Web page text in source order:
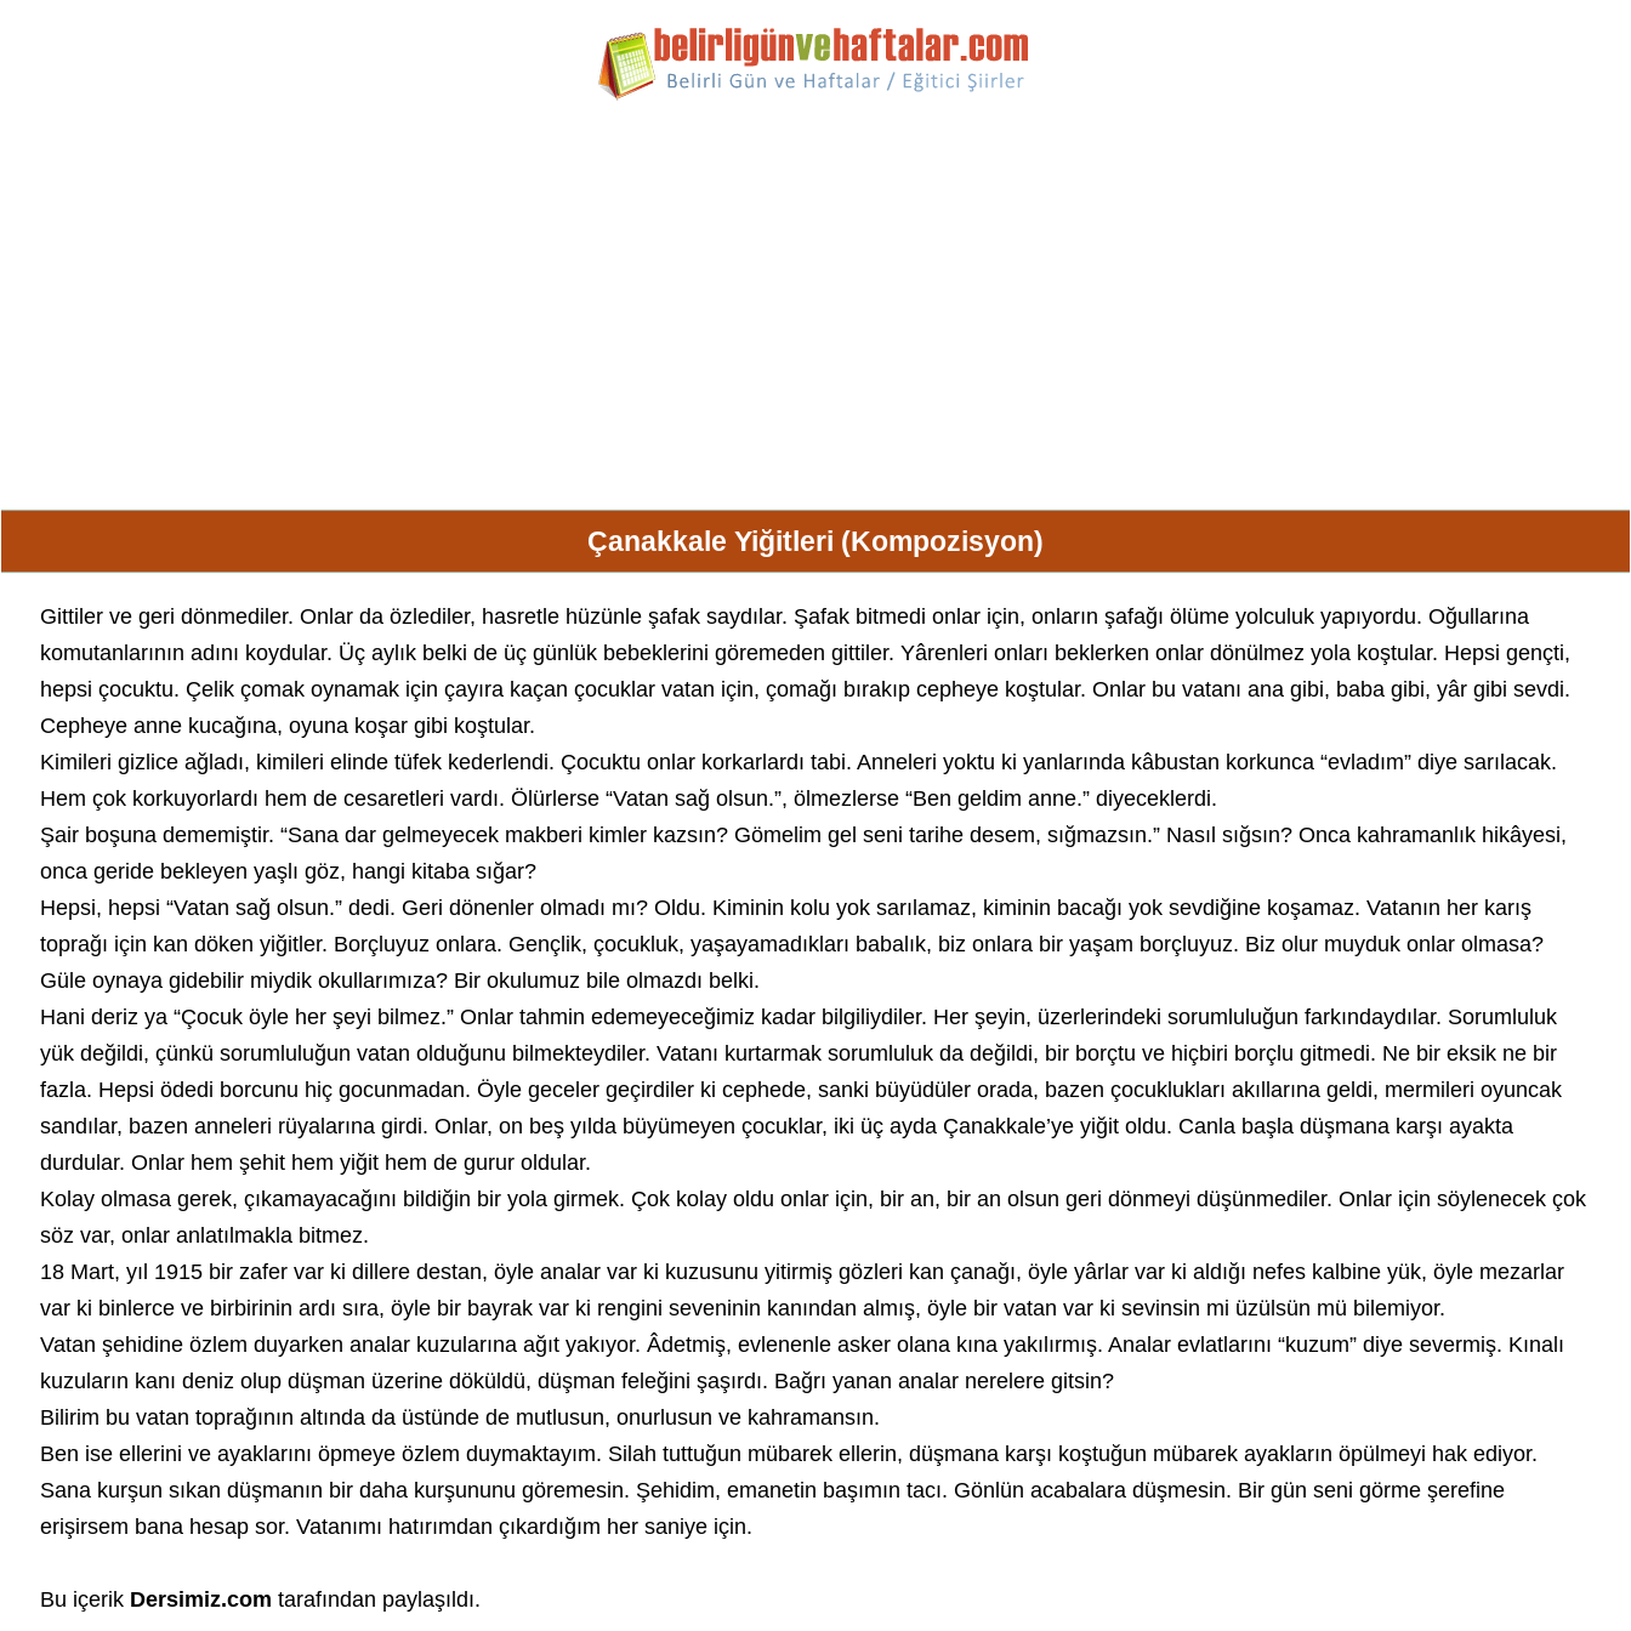
Çanakkale Yiğitleri (Kompozisyon)
Gittiler ve geri dönmediler. Onlar da özlediler, hasretle hüzünle şafak saydılar. Şafak bitmedi onlar için, onların şafağı ölüme yolculuk yapıyordu. Oğullarına
komutanlarının adını koydular. Üç aylık belki de üç günlük bebeklerini göremeden gittiler. Yârenleri onları beklerken onlar dönülmez yola koştular. Hepsi gençti,
hepsi çocuktu. Çelik çomak oynamak için çayıra kaçan çocuklar vatan için, çomağı bırakıp cepheye koştular. Onlar bu vatanı ana gibi, baba gibi, yâr gibi sevdi.
Cepheye anne kucağına, oyuna koşar gibi koştular.
Kimileri gizlice ağladı, kimileri elinde tüfek kederlendi. Çocuktu onlar korkarlardı tabi. Anneleri yoktu ki yanlarında kâbustan korkunca “evladım” diye sarılacak.
Hem çok korkuyorlardı hem de cesaretleri vardı. Ölürlerse “Vatan sağ olsun.”, ölmezlerse “Ben geldim anne.” diyeceklerdi.
Şair boşuna dememiştir. “Sana dar gelmeyecek makberi kimler kazsın? Gömelim gel seni tarihe desem, sığmazsın.” Nasıl sığsın? Onca kahramanlık hikâyesi,
onca geride bekleyen yaşlı göz, hangi kitaba sığar?
Hepsi, hepsi “Vatan sağ olsun.” dedi. Geri dönenler olmadı mı? Oldu. Kiminin kolu yok sarılamaz, kiminin bacağı yok sevdiğine koşamaz. Vatanın her karış
toprağı için kan döken yiğitler. Borçluyuz onlara. Gençlik, çocukluk, yaşayamadıkları babalık, biz onlara bir yaşam borçluyuz. Biz olur muyduk onlar olmasa?
Güle oynaya gidebilir miydik okullarımıza? Bir okulumuz bile olmazdı belki.
Hani deriz ya “Çocuk öyle her şeyi bilmez.” Onlar tahmin edemeyeceğimiz kadar bilgiliydiler. Her şeyin, üzerlerindeki sorumluluğun farkındaydılar. Sorumluluk
yük değildi, çünkü sorumluluğun vatan olduğunu bilmekteydiler. Vatanı kurtarmak sorumluluk da değildi, bir borçtu ve hiçbiri borçlu gitmedi. Ne bir eksik ne bir
fazla. Hepsi ödedi borcunu hiç gocunmadan. Öyle geceler geçirdiler ki cephede, sanki büyüdüler orada, bazen çocuklukları akıllarına geldi, mermileri oyuncak
sandılar, bazen anneleri rüyalarına girdi. Onlar, on beş yılda büyümeyen çocuklar, iki üç ayda Çanakkale’ye yiğit oldu. Canla başla düşmana karşı ayakta
durdular. Onlar hem şehit hem yiğit hem de gurur oldular.
Kolay olmasa gerek, çıkamayacağını bildiğin bir yola girmek. Çok kolay oldu onlar için, bir an, bir an olsun geri dönmeyi düşünmediler. Onlar için söylenecek çok
söz var, onlar anlatılmakla bitmez.
18 Mart, yıl 1915 bir zafervar ki dillere destan, öyle analar var ki kuzusunu yitirmiş gözleri kan çanağı, öyle yârlar var ki aldığı nefes kalbine yük, öyle mezarlar
var ki binlerce ve birbirinin ardı sıra, öyle bir bayrak var ki rengini seveninin kanından almış, öyle bir vatan var ki sevinsin mi üzülsün mü bilemiyor.
Vatan şehidine özlem duyarken analar kuzularına ağıt yakıyor. Âdetmiş, evlenenle asker olana kına yakılırmış. Analar evlatlarını “kuzum” diye severmiş. Kınalı
kuzuların kanı deniz olup düşman üzerine döküldü, düşman feleğini şaşırdı. Bağrı yanan analar nerelere gitsin?
Bilirim bu vatan toprağının altında da üstünde de mutlusun, onurlusun ve kahramansın.
Ben ise ellerini ve ayaklarını öpmeye özlem duymaktayım. Silah tuttuğun mübarek ellerin, düşmana karşı koştuğun mübarek ayakların öpülmeyi hak ediyor.
Sana kurşun sıkan düşmanın bir daha kurşununu göremesin. Şehidim, emanetin başımın tacı. Gönlün acabalara düşmesin. Bir gün seni görme şerefine
erişirsem bana hesap sor. Vatanımı hatırımdan çıkardığım her saniye için.
Bu içerik Dersimiz.com tarafından paylaşıldı.